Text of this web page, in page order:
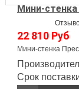
Мини-
22 810 Руб
Мини-стенка
Срок